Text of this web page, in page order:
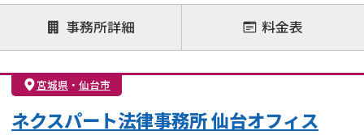
注力案件
離婚前相談
離婚調停
離婚裁判
親権・面会交流権
DV
モラハラ
不貞・不倫慰謝料請求
財産分与
内縁の夫婦 熟年離婚
事務所詳細 料金表
宮城県 ・ 仙台市
ネクスパート法律事務所 仙台オフィス